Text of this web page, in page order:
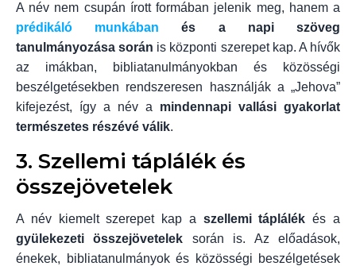
A név nem csupán írott formában jelenik meg, hanem a
prédikáló munkában és a napi szöveg
tanulmányozása során is központi szerepet kap. A hívők
az imákban, bibliatanulmányokban és közösségi
beszélgetésekben rendszeresen használják a „Jehova”
kifejezést, így a név a mindennapi vallási gyakorlat
természetes részévé válik.
3. Szellemi táplálék és
összejövetelek
A név kiemelt szerepet kap a szellemi táplálék és a
gyülekezeti összejövetelek során is. Az előadások,
énekek, bibliatanulmányok és közösségi beszélgetések